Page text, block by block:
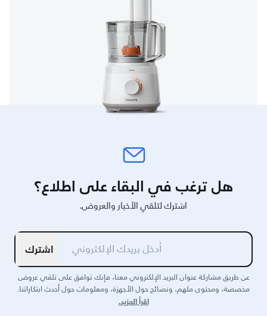
هل ترغب في البقاء على اطلاع؟
اشترك لتلقي الأخبار والعروض.
اشترك
عن طريق مشاركة عنوان البريد الإلكتروني معنا، فإنك توافق على تلقي عروض
مخصصة، ومحتوى ملهم، ونصائح حول الأجهزة، ومعلومات حول أحدث ابتكاراتنا.
اقرأ المزيد.